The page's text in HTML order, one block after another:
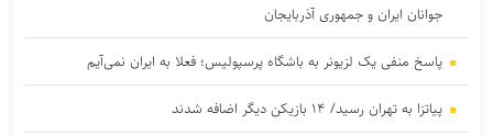
جوانان ایران و جمهوری آذربایجان
پاسخ منفی یک لزیونر به باشگاه پرسپولیس؛ فعلا به ایران نمی‌آیم
پیاتزا به تهران رسید/ ۱۴ بازیکن دیگر اضافه شدند